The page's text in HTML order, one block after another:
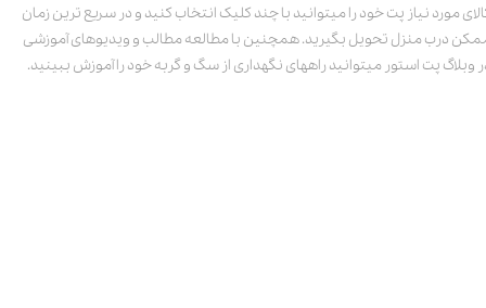
مورد نیاز پت خود را میتوانید با چند کلیک انتخاب کنید و در سریع ترین زمان
درب منزل تحویل بگیرید. همچنین با مطالعه مطالب و ویدیوهای آموزشی
وبلاگ پت استور میتوانید راههای نگهداری از سگ و گربه خود را آموزش ببینید.